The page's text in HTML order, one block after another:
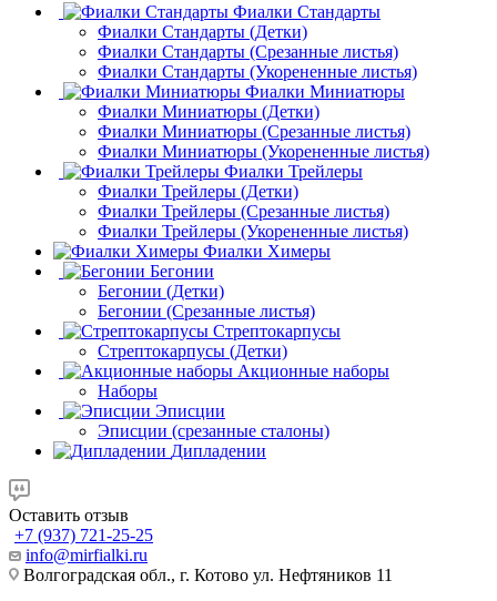
Фиалки Стандарты
Фиалки Стандарты (Детки)
Фиалки Стандарты (Срезанные листья)
Фиалки Стандарты (Укорененные листья)
Фиалки Миниатюры
Фиалки Миниатюры (Детки)
Фиалки Миниатюры (Срезанные листья)
Фиалки Миниатюры (Укорененные листья)
Фиалки Трейлеры
Фиалки Трейлеры (Детки)
Фиалки Трейлеры (Срезанные листья)
Фиалки Трейлеры (Укорененные листья)
Фиалки Химеры
Бегонии
Бегонии (Детки)
Бегонии (Срезанные листья)
Стрептокарпусы
Стрептокарпусы (Детки)
Акционные наборы
Наборы
Эписции
Эписции (срезанные сталоны)
Дипладении
Оставить отзыв
+7 (937) 721-25-25
info@mirfialki.ru
Волгоградская обл., г. Котово ул. Нефтяников 11